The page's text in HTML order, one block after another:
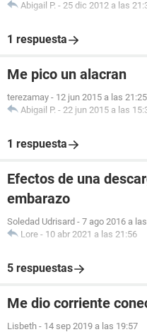
Abigail P. - 25 dic 2012 a las
1 respuesta
Me pico un alacran
terezamay - 12 jun 2015 a las 21:25
Abigail P. - 22 jun 2015 a las
1 respuesta
Efectos de una
embarazo
Soledad Udrisard - 7 ago 2016 a
Lore - 10 abr 2021 a las 21:56
5 respuestas
Me dio corriente
Lisbeth - 14 sep 2019 a las 19:57